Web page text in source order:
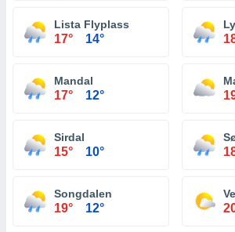
Lista Flyplass
17° 14°
Mandal
17° 12°
Sirdal
15° 10°
Songdalen
19° 12°